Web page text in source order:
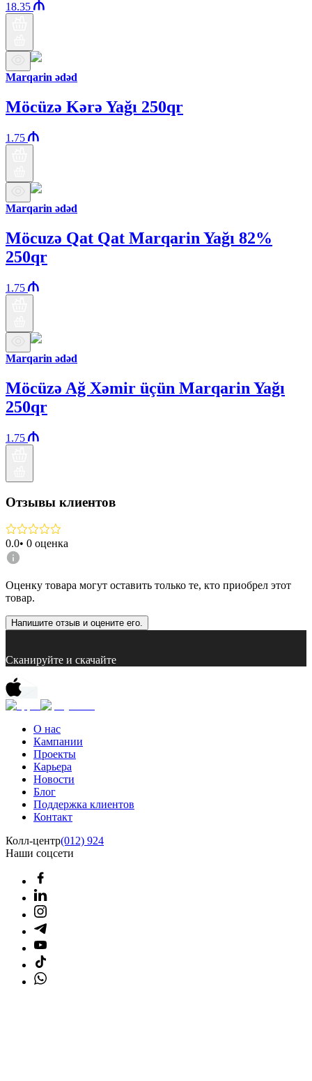
18.35
Marqarin ədəd
Möcüzə Kərə Yağı 250qr
1.75
Marqarin ədəd
Möcuzə Qat Qat Marqarin Yağı 82%
250qr
1.75
Marqarin ədəd
Möcüzə Ağ Xəmir üçün Marqarin Yağı
250qr
1.75
Отзывы клиентов
0.0• 0 оценка
Оценку товара могут оставить только те, кто приобрел этот
товар.
Напишите отзыв и оцените его.
Сканируйте и скачайте
О нас
Кампании
Проекты
Карьера
Новости
Блог
Поддержка клиентов
Контакт
Колл-центр(012) 924
Наши соцсети